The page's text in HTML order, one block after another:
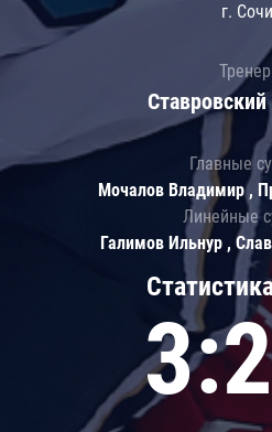
г. Сочи
Ставровский
Главные
Мочалов Владимир ,
Линейные
Галимов Ильнур ,